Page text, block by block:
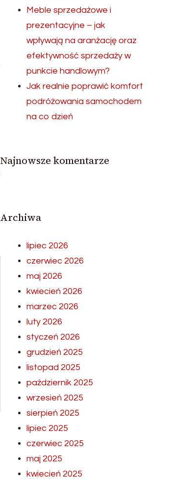
Meble sprzedażowe i
prezentacyjne – jak
wpływają na aranżację oraz
efektywność sprzedaży w
punkcie handlowym?
Jak realnie poprawić komfort
podróżowania samochodem
na co dzień
Najnowsze komentarze
Archiwa
lipiec 2026
czerwiec 2026
maj 2026
kwiecień 2026
marzec 2026
luty 2026
styczeń 2026
grudzień 2025
listopad 2025
październik 2025
wrzesień 2025
sierpień 2025
lipiec 2025
czerwiec 2025
maj 2025
kwiecień 2025